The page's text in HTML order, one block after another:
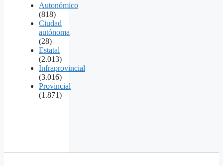
Autonómico
(818)
Ciudad
autónoma
(28)
Estatal
(2.013)
Infraprovincial
(3.016)
Provincial
(1.871)